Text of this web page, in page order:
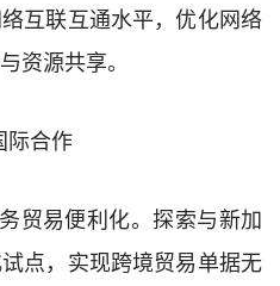
互联互通水平，优化网络
资源共享。
际合作
贸易便利化。探索与新加
点，实现跨境贸易单据无